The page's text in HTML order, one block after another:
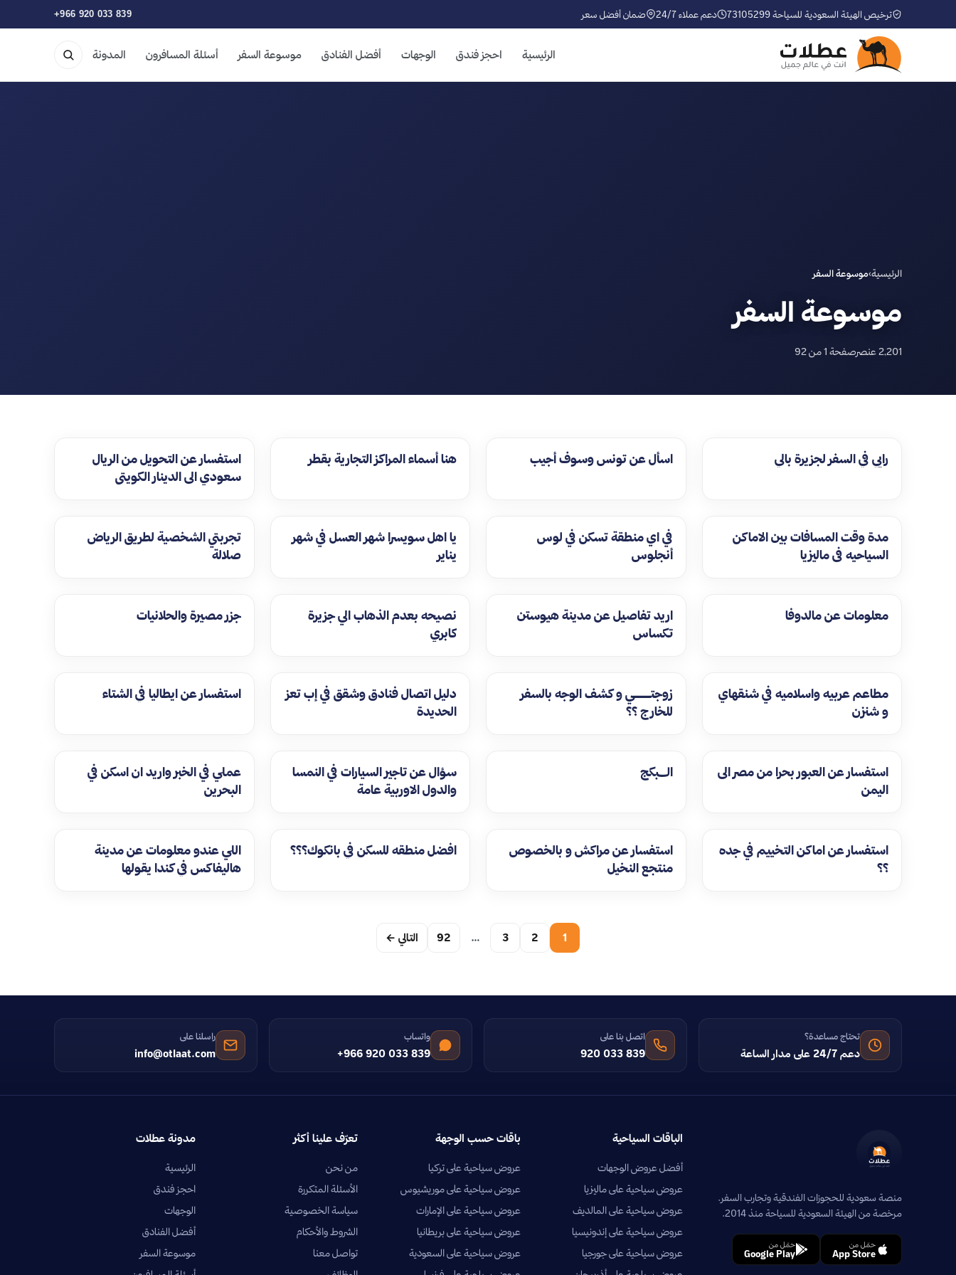
ترخيص الهيئة السعودية للسياحة 73105299 دعم عملاء 24/7 ضمان أفضل سعر +966 920 033 839
الرئيسية احجز فندق الوجهات أفضل الفنادق موسوعة السفر أسئلة المسافرون المدونة
الرئيسية›موسوعة السفر
موسوعة السفر
2,201 عنصر صفحة 1 من 92
رايي في السفر لجزيرة بالي اسأل عن تونس وسوف أجيب هنا أسماء المراكز التجارية بقطر
استفسار عن التحويل من الريال
سعودي الى الدينار الكويتي
مدة وقت المسافات بين الاماكن
السياحيه فى ماليزيا
في اي منطقة تسكن في لوس
أنجلوس
يا اهل سويسرا شهر العسل في شهر
يناير
تجربتي الشخصية لطريق الرياض
صلالة
معلومات عن مالدوفا
اريد تفاصيل عن مدينة هيوستن
تكساس
نصيحه بعدم الذهاب الي جزيرة
كابري
جزر مصيرة والحلانيات
مطاعم عربيه واسلاميه في شنقهاي
و شنزن
زوجتــــــي و كشف الوجه بالسفر
للخارج ؟؟
دليل اتصال فنادق وشقق في إب تعز
الحديدة
استفسار عن ايطاليا في الشتاء
استفسار عن العبور بحرا من مصر الى
اليمن
الــــبكج
سؤال عن تاجير السيارات في النمسا
والدول الاوربية عامة
عملي في الخبر واريد ان اسكن في
البحرين
استفسار عن اماكن التخييم في جده
؟؟
استفسار عن مراكش و بالخصوص
منتجع النخيل
افضل منطقه للسكن في بانكوك؟؟؟
اللي عندو معلومات عن مدينة
هاليفاكس في كندا يقولها
1
2
3
…
92 التالي ←
تحتاج مساعدة؟
دعم 24/7 على مدار الساعة
اتصل بنا على
920 033 839
واتساب
+966 920 033 839
راسلنا على
info@otlaat.com
منصة سعودية للحجوزات الفندقية وتجارب السفر.
مرخصة من الهيئة السعودية للسياحة منذ 2014.
حمّل من
App Store
حمّل من
Google Play
الباقات السياحية
أفضل عروض الوجهات
عروض سياحية على ماليزيا
عروض سياحية على المالديف
عروض سياحية على إندونيسيا
عروض سياحية على جورجيا
باقات حسب الوجهة
عروض سياحية على تركيا
عروض سياحية على موريشيوس
عروض سياحية على الإمارات
عروض سياحية على بريطانيا
عروض سياحية على السعودية
تعرّف علينا أكثر
من نحن
الأسئلة المتكررة
سياسة الخصوصية
الشروط والأحكام
تواصل معنا
مدونة عطلات
الرئيسية
احجز فندق
الوجهات
أفضل الفنادق
موسوعة السفر